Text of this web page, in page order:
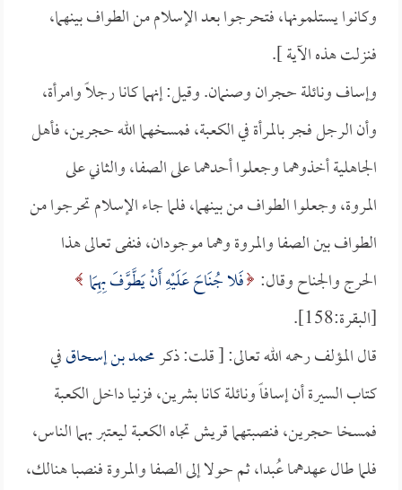
وكانوا يستلمونها، فتحرجوا بعد الإسلام من الطواف بينهما،
فنزلت هذه الآية ].
وإساف ونائلة حجران وصنمان. وقيل: إنهما كانا رجلاً وامرأة،
وأن الرجل فجر بالمرأة في الكعبة، فمسخهما الله حجرين، فأهل
الجاهلية أخذوهما وجعلوا أحدهما على الصفا، والثاني على
المروة، وجعلوا الطواف من بينهما، فلما جاء الإسلام تحرجوا من
الطواف بين الصفا والمروة وهما موجودان، فنفى تعالى هذا
الحرج والجناح وقال: فَلا جُنَاحَ عَلَيْهِ أَنْ يَطَّوَّفَ بِهِمَا
[البقرة:158].
قال المؤلف رحمه الله تعالى: [ قلت: ذكرمحمد بن إسحاقفي
كتاب السيرة أن إسافاً ونائلة كانا بشرين، فزنيا داخل الكعبة
فمسخا حجرين، فنصبتهما قريش تجاه الكعبة ليعتبر بهما الناس،
فلما طال عهدهما عُبدا، ثم حولا إلى الصفا والمروة فنصبا هنالك،